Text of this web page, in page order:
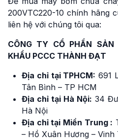
200VTC220-10 chính hãng
liên hệ với chúng tôi qua:
CÔNG TY CỔ PHẦN
KHẨU PCCC THÀNH ĐẠT
Địa chỉ tại TPHCM: 691
Tân Bình – TP HCM
Địa chỉ tại Hà Nội: 34
Hà Nội
Địa chỉ tại Miền Trung :
– Hồ Xuân Hương –